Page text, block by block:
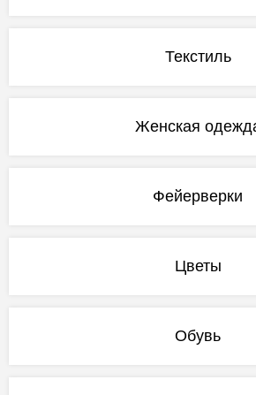
Текстиль
Женская
Фейерверки
Цветы
Обувь